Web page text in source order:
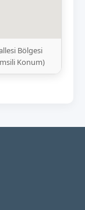
Bölgesi
Konum)